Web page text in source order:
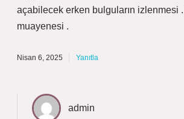
açabilecek erken bulguların izlenmesi
muayenesi .
Nisan 6, 2025 Yanıtla
admin